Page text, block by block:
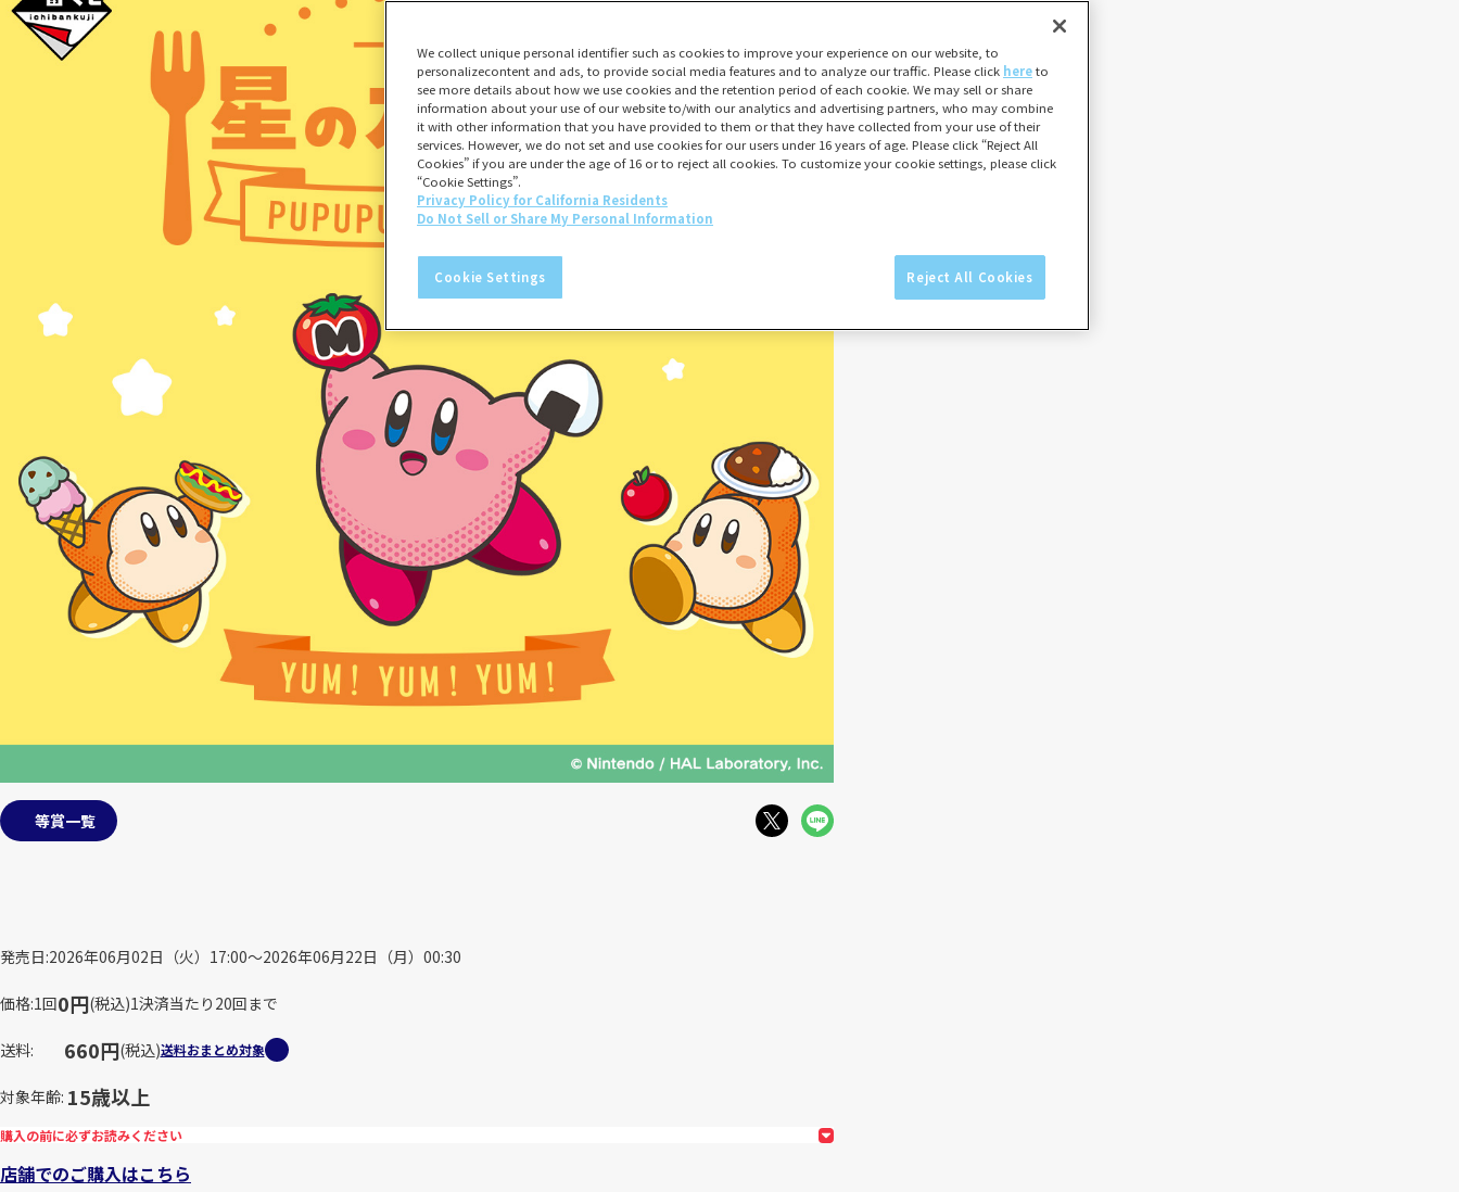
等賞一覧
発売日 2026年06月02日（火）17:00～2026年06月22日（月）00:30
価格 1回0円(税込)1決済当たり20回まで
送料 660円(税込)送料おまとめ対象
対象年齢 15歳以上
購入の前に必ずお読みください
店舗でのご購入はこちら
We collect unique personal identifier such as cookies to improve your experience on our website, to
personalizecontent and ads, to provide social media features and to analyze our traffic. Please click hereto
see more details about how we use cookies and the retention period of each cookie. We may sell or share
information about your use of our website to/with our analytics and advertising partners, who may combine
it with other information that you have provided to them or that they have collected from your use of their
services. However, we do not set and use cookies for our users under 16 years of age. Please click “Reject All
Cookies” if you are under the age of 16 or to reject all cookies. To customize your cookie settings, please click
“Cookie Settings”.
Privacy Policy for California Residents
Do Not Sell or Share My Personal Information
Cookie Settings Reject All Cookies